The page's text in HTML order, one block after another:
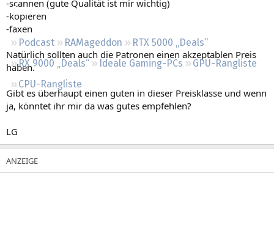
Regeln
Podcast RAMageddon
RTX 5000 „Deals“
RX 9000 „Deals“
Ideale Gaming-PCs
GPU-Rangliste
CPU-Rangliste
-scannen (gute Qualität ist mir wichtig)
-kopieren
-faxen
Natürlich sollten auch die Patronen einen akzeptablen Preis
haben.
Gibt es überhaupt einen guten in dieser Preisklasse und wenn
ja, könntet ihr mir da was gutes empfehlen?
LG